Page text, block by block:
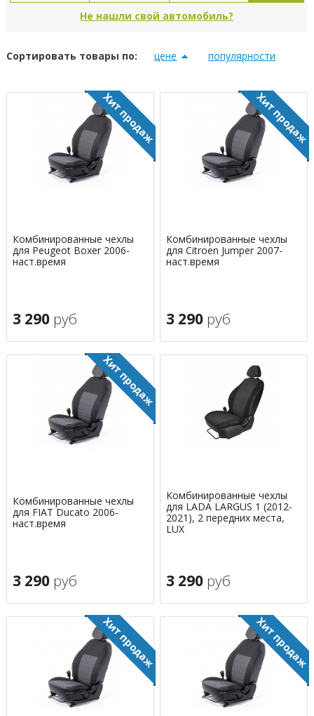
Не нашли свой автомобиль?
Сортировать товары по: цене популярности
Комбинированные чехлы
для Peugeot Boxer 2006-
наст.время
3 290 руб
Комбинированные чехлы
для Citroen Jumper 2007-
наст.время
3 290 руб
Комбинированные чехлы
для FIAT Ducato 2006-
наст.время
3 290 руб
Комбинированные чехлы
для LADA LARGUS 1 (2012-
2021), 2 передних места,
LUX
3 290 руб